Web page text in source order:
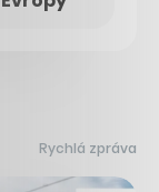
Rychlá zpráva